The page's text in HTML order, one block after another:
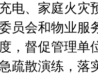
电、家庭火灾
员会和物业服
，督促管理单
疏散演练，落